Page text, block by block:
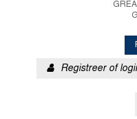
Registreer of